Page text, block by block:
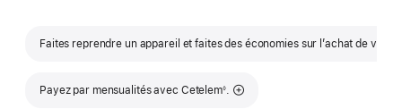
Faites reprendre un appareil et faites des économies sur l’achat de votre
Payez par mensualités avec Cetelem
Note de bas de page
◊.